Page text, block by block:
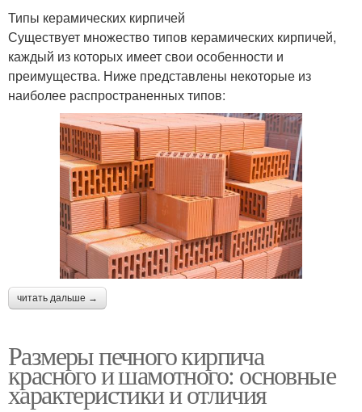
Типы керамических кирпичей
Существует множество типов керамических кирпичей,
каждый из которых имеет свои особенности и
преимущества. Ниже представлены некоторые из
наиболее распространенных типов:
читать дальше →
Размеры печного кирпича
красного и шамотного: основные
характеристики и отличия